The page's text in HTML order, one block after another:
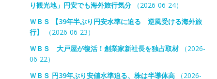
り観光地」円安でも海外旅行気分（2026-06-24）
ＷＢＳ 【39年半ぶり円安水準に迫る 逆風受ける海外旅
行】
（2026-06-23）
ＷＢＳ 大戸屋が復活！創業家新社長を独占取材（2026-
06-22）
ＷＢＳ 円39年ぶり安値水準迫る、株は半導体高（2026-